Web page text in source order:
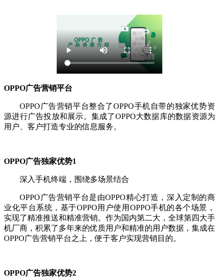
OPPO广告营销平台
OPPO广告营销平台整合了OPPO手机自带的独家优势资
源进行广告投放和展示。集成了OPPO大数据库的数据资源为
用户、客户打造专业的信息服务。
OPPO广告独家优势1
深入手机终端，围绕多场景结合
OPPO广告营销平台是由OPPO精心打造，深入定制的商
业化平台系统，基于OPPO用户使用OPPO手机的各个场景，
实现了精准推送和精准营销。作为国内第二大，全球第四大手
机厂商，积累了多年来的优质用户和精准的用户数据，集成在
OPPO广告营销平台之上，便于客户实现营销目的。
OPPO广告独家优势2